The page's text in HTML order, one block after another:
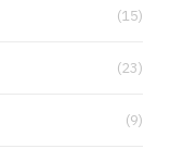
(15)
(23)
(9)